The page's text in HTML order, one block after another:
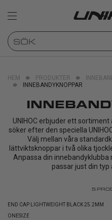
HEM PRODUKTER
INNEBANDYKNOPPAR
UNIHOC erbjuder ett
söker efter den speciella
Välj mellan våra
lättviktsknoppar i två olika
Anpassa din
passar just din typ
5
END CAP LIGHTWEIGHT BLACK 25.2MM
ONESIZE